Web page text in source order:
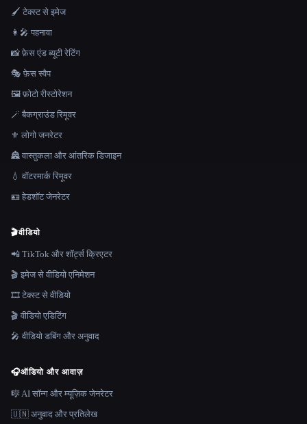
🖌️ टेक्स्ट से इमेज
👩‍🎤 पहनावा
📸 फ़ेस एंड ब्यूटी रेटिंग
🎭 फ़ेस स्वैप
🖼️ फ़ोटो रीस्टोरेशन
🪄 बैकग्राउंड रिमूवर
⚜️ लोगो जनरेटर
🏯 वास्तुकला और आंतरिक डिजाइन
💧 वॉटरमार्क रिमूवर
🪪 हेडशॉट जेनरेटर
🎬वीडियो
📲 TikTok और शॉर्ट्स क्रिएटर
🎬 इमेज से वीडियो एनिमेशन
🎞️ टेक्स्ट से वीडियो
🎬 वीडियो एडिटिंग
🎤 वीडियो डबिंग और अनुवाद
🎧ऑडियो और आवाज़
🎼 AI सॉन्ग और म्यूज़िक जेनरेटर
🇺🇳 अनुवाद और प्रतिलेख